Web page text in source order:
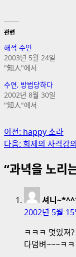
관련
해적 수연
2003년 5월 24일
"知人"에서
수연, 방법당하다
2002년 8월 30일
"知人"에서
게
시
물
이전: happy 소라
다음: 희제의 사격강
“과녁을 노리
셔니
2002년 5월
ㅋㅋㅋ 멋있져?
다덤벼~~~ㅋㅋ